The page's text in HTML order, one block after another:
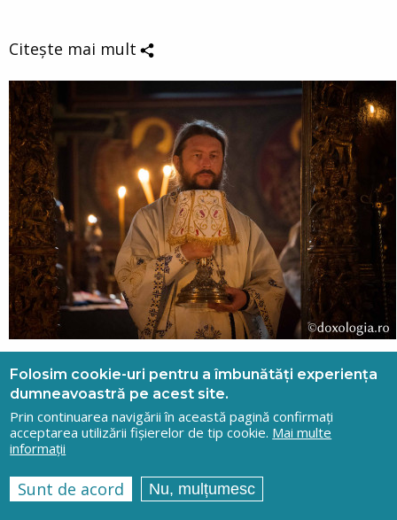
Citește mai mult
(Video) PS Damaschin s-a întâlnit
cu preoții participanți la cursurile
pentru gradele profesionale
Citește mai mult
Folosim cookie-uri pentru a îmbunătăți experiența
dumneavoastră pe acest site.
Prin continuarea navigării în această pagină confirmați
acceptarea utilizării fișierelor de tip cookie. Mai multe
informații
Sunt de acord Nu, mulțumesc